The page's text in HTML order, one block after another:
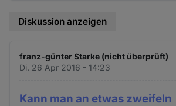
Diskussion anzeigen
franz-günter Starke (nicht überprüft)
Di. 26 Apr 2016 - 14:23
Kann man an etwas zweifeln